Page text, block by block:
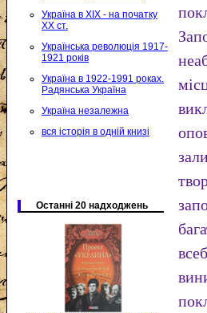
Україна в XIX - на початку
XX ст.
Українська революція 1917-
1921 років
Україна в 1922-1991 роках.
Радянська Україна
Україна незалежна
вся історія в одній книзі
Останні 20 надходжень